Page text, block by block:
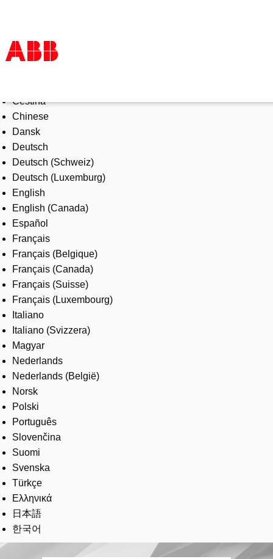
Products & Solutions
Industries
Services
About us
Where to buy
Contact us
Careers
Čeština
Chinese
Dansk
Deutsch
Deutsch (Schweiz)
Deutsch (Luxemburg)
English
English (Canada)
Español
Français
Français (Belgique)
Français (Canada)
Français (Suisse)
Français (Luxembourg)
Italiano
Italiano (Svizzera)
Magyar
Nederlands
Nederlands (België)
Norsk
Polski
Português
Slovenčina
Suomi
Svenska
Türkçe
Ελληνικά
日本語
한국어